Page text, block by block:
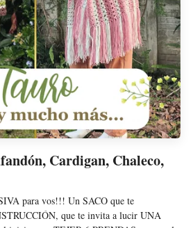
Cardigan, Chaleco,
para vos!!! Un SACO que te
que te invita a lucir UNA